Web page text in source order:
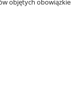
objętych